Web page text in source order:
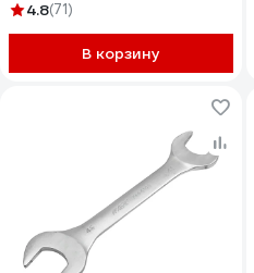
4.8(71)
В корзину